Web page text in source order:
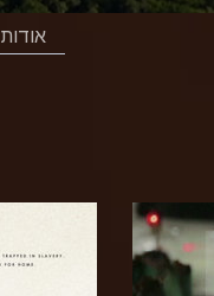
אודות